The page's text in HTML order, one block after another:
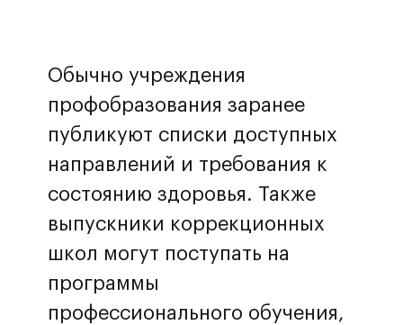
Обычно учреждения
профобразования заранее
публикуют списки доступных
направлений и требования к
состоянию здоровья. Также
выпускники коррекционных
школ могут поступать на
программы
профессионального обучения,